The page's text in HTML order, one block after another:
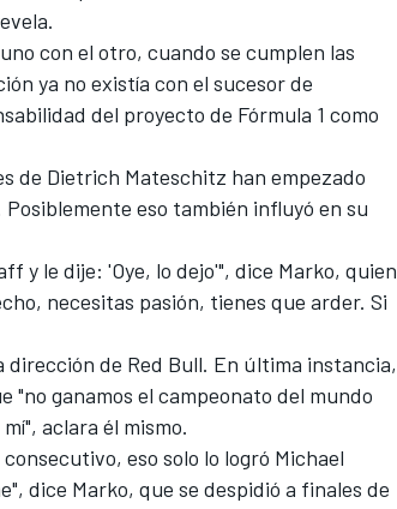
con el otro, cuando se cumplen las
ya no existía con el sucesor de
del proyecto de Fórmula 1 como
de Dietrich Mateschitz han empezado
eso también influyó en su
y le dije: 'Oye, lo dejo'", dice Marko, quien
necesitas pasión, tienes que arder. Si
de Red Bull. En última instancia,
"no ganamos el campeonato del mundo
aclara él mismo.
eso solo lo logró Michael
dice Marko, que se despidió a finales de